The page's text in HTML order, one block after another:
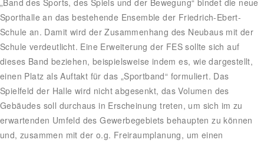
„Band des Sports, des Spiels und der Bewegung“ bindet die neue
Sporthalle an das bestehende Ensemble der Friedrich-Ebert-
Schule an. Damit wird der Zusammenhang des Neubaus mit der
Schule verdeutlicht. Eine Erweiterung der FES sollte sich auf
dieses Band beziehen, beispielsweise indem es, wie dargestellt,
einen Platz als Auftakt für das „Sportband“ formuliert. Das
Spielfeld der Halle wird nicht abgesenkt, das Volumen des
Gebäudes soll durchaus in Erscheinung treten, um sich im zu
erwartenden Umfeld des Gewerbegebiets behaupten zu können
und, zusammen mit der o.g. Freiraumplanung, um einen